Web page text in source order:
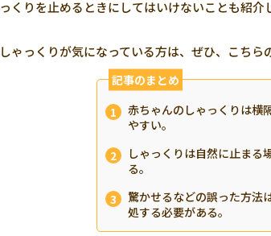
くりを止めるときにしてはいけないことも紹
ゃっくりが気になっている方は、ぜひ、こちら
記事のまとめ
赤ちゃんのしゃっくりは横
やすい。
しゃっくりは自然に止まる
る。
驚かせるなどの誤った方法
処する必要がある。